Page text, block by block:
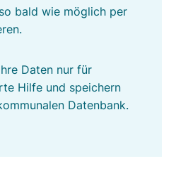
bald wie möglich per
Daten nur für
Hilfe und speichern
Datenbank.